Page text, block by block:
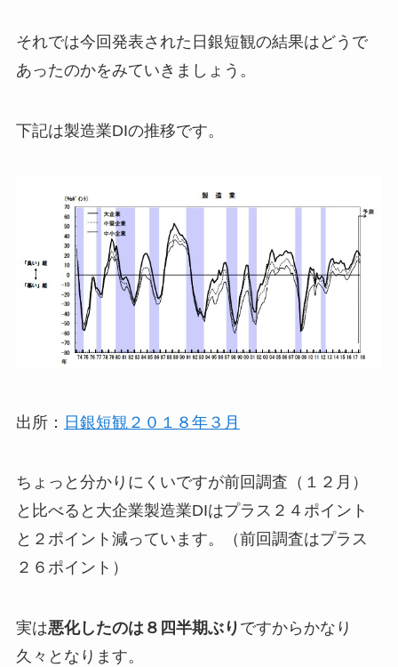
それでは今回発表された日銀短観の結果はどうで
あったのかをみていきましょう。
下記は製造業DIの推移です。
出所： 日銀短観２０１８年３月
ちょっと分かりにくいですが前回調査（１２月）
と比べると大企業製造業DIはプラス２４ポイント
と２ポイント減っています。（前回調査はプラス
２６ポイント）
実は悪化したのは８四半期ぶり ですからかなり
久々となります。